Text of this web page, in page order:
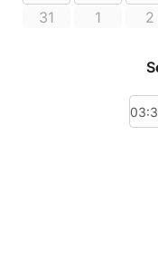
des
POUR DES
LA TRAITE
LES PIS